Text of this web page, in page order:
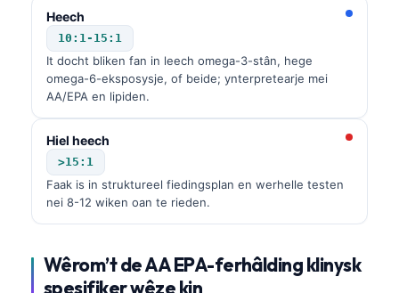
Heech
10:1-15:1
It docht bliken fan in leech omega-3-stân, hege
omega-6-eksposysje, of beide; ynterpretearje mei
AA/EPA en lipiden.
Hiel heech
>15:1
Faak is in struktureel fiedingsplan en werhelle testen
nei 8-12 wiken oan te rieden.
Wêrom’t de AA EPA-ferhâlding klinysk
spesifiker wêze kin